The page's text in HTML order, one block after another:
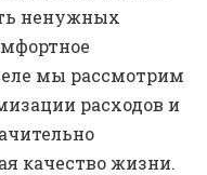
ненужных
мы рассмотрим
расходов и
качество жизни.